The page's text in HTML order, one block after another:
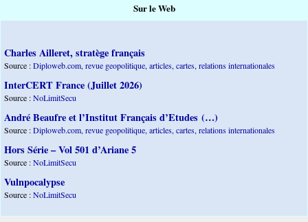
Sur le Web
Charles Ailleret, stratège français
Source :Diploweb.com, revue geopolitique, articles, cartes, relations internationales
InterCERT France (Juillet 2026)
Source :NoLimitSecu
André Beaufre et l’Institut Français d’Etudes (…)
Source :Diploweb.com, revue geopolitique, articles, cartes, relations internationales
Hors Série – Vol 501 d’Ariane 5
Source :NoLimitSecu
Vulnpocalypse
Source :NoLimitSecu